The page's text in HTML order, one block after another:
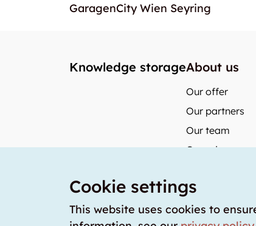
GaragenCity Wien Seyring
Knowledge storageAbout us
Our offer
Our partners
Our team
Our prices
storabble
storabble
Cookie settings
This website uses cookies to